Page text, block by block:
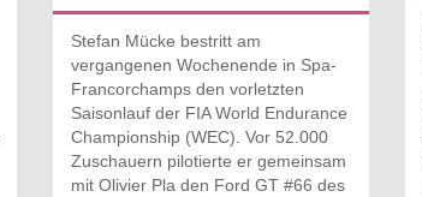
Stefan Mücke bestritt am
vergangenen Wochenende in Spa-
Francorchamps den vorletzten
Saisonlauf der FIA World Endurance
Championship (WEC). Vor 52.000
Zuschauern pilotierte er gemeinsam
mit Olivier Pla den Ford GT #66 des